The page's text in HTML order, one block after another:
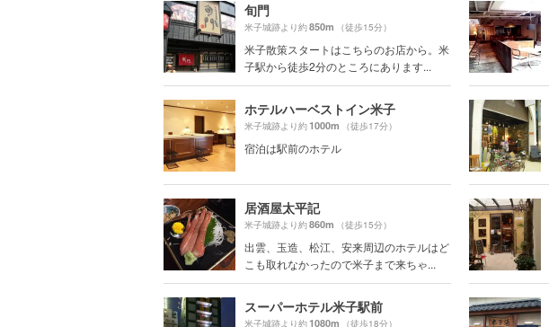
旬門
米子城跡より約850m （徒歩15分）
米子散策スタートはこちらのお店から。米
子駅から徒歩2分のところにあります...
ホテルハーベストイン米子
米子城跡より約1000m （徒歩17分）
宿泊は駅前のホテル
居酒屋太平記
米子城跡より約860m （徒歩15分）
出雲、玉造、松江、安来周辺のホテルはど
こも取れなかったので米子まで来ちゃ...
スーパーホテル米子駅前
米子城跡より約1080m （徒歩18分）